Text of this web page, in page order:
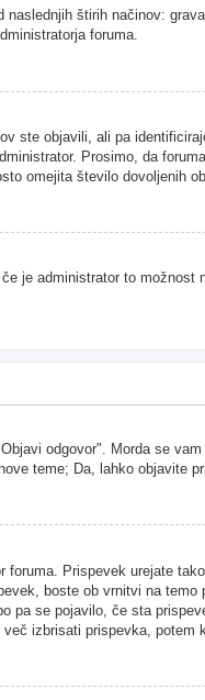
štirih načinov:
foruma.
ste objavili, ali pa
Prosimo, da
omejita število dovoljenih
je administrator to
odgovor". Morda se
teme; Da, lahko objavite
Prispevek urejate
boste ob vrnitvi na
se pojavilo, če sta
izbrisati prispevka, potem